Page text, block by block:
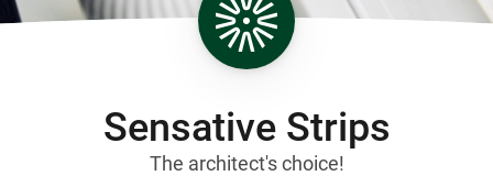
Sensative Strips
The architect's choice!